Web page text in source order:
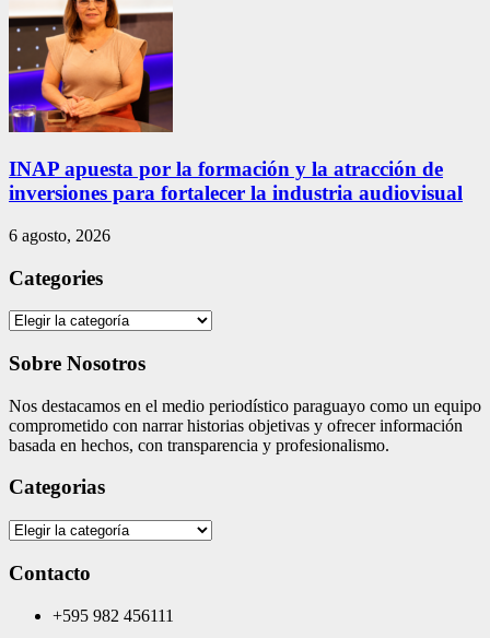
INAP apuesta por la formación y la atracción de
inversiones para fortalecer la industria audiovisual
6 agosto, 2026
Categories
Categories
Sobre Nosotros
Nos destacamos en el medio periodístico paraguayo como un equipo
comprometido con narrar historias objetivas y ofrecer información
basada en hechos, con transparencia y profesionalismo.
Categorias
Categorias
Contacto
+595 982 456111